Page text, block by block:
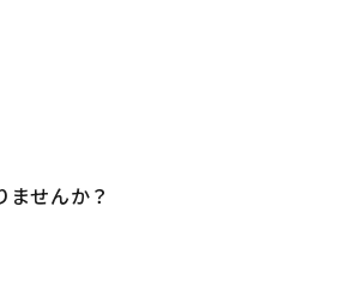
せんか？